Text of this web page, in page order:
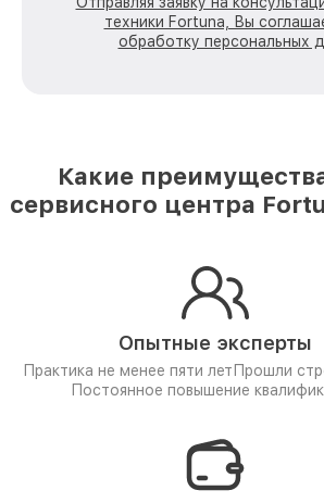
техники Fortuna, Вы
обработку персональных
Какие
сервисного центра
Опытные эксперты
Практика не менее пяти лет Прошли
Постоянное повышение